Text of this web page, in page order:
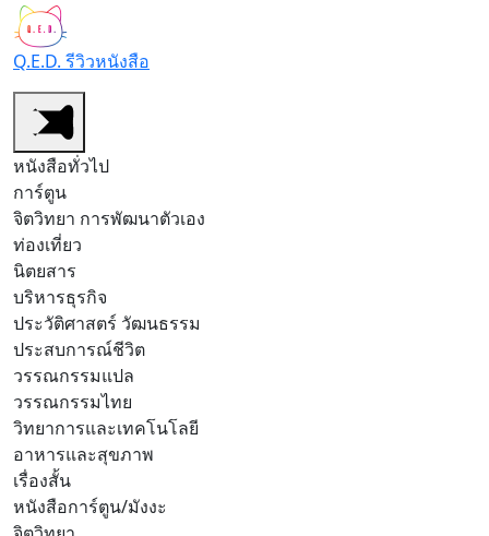
Q.E.D. รีวิวหนังสือ
หนังสือทั่วไป
การ์ตูน
จิตวิทยา การพัฒนาตัวเอง
ท่องเที่ยว
นิตยสาร
บริหารธุรกิจ
ประวัติศาสตร์ วัฒนธรรม
ประสบการณ์ชีวิต
วรรณกรรมแปล
วรรณกรรมไทย
วิทยาการและเทคโนโลยี
อาหารและสุขภาพ
เรื่องสั้น
หนังสือการ์ตูน/มังงะ